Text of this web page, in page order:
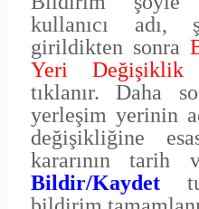
kullanıcı adı,
girildikten sonra
Yeri Değişiklik
tıklanır. Daha
yerleşim yerinin
değişikliğine
kararının tarih
Bildir/Kaydet